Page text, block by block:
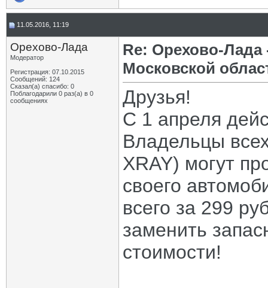
11.05.2016, 11:19
Орехово-Лада
Модератор
Регистрация: 07.10.2015
Сообщений: 124
Сказал(а) спасибо: 0
Поблагодарили 0 раз(а) в 0
сообщениях
Re: Орехово-
Московской
Друзья!
С 1 апреля
Владельцы
XRAY) могут
своего
всего за 299
заменить
стоимости!